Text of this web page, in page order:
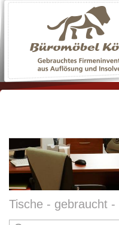
Tische - gebraucht